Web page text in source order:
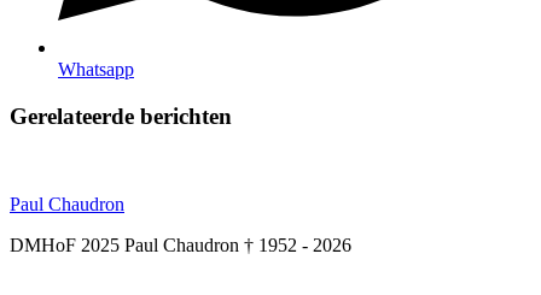
Whatsapp
Gerelateerde berichten
Paul Chaudron
DMHoF 2025 Paul Chaudron † 1952 - 2026